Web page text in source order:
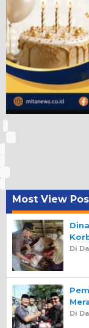
Most View
Di
Di